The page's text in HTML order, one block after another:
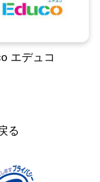
エデュコ
る